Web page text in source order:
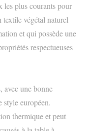
les plus courants pour
textile végétal naturel
et qui possède une
respectueuses
avec une bonne
style européen.
thermique et peut